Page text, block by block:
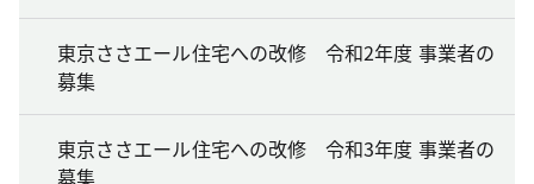
東京ささエール住宅への改修 令和2年度 事業者の
募集
東京ささエール住宅への改修 令和3年度 事業者の
募集